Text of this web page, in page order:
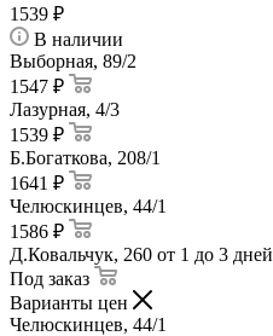
1539 ₽
В наличии
Выборная, 89/2
1547 ₽
Лазурная, 4/3
1539 ₽
Б.Богаткова, 208/1
1641 ₽
Челюскинцев, 44/1
1586 ₽
Д.Ковальчук, 260 от 1 до 3 дней
Под заказ
Варианты цен
Челюскинцев, 44/1